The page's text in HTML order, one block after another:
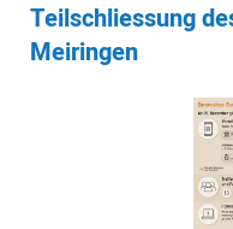
Teilschliessung
Meiringen